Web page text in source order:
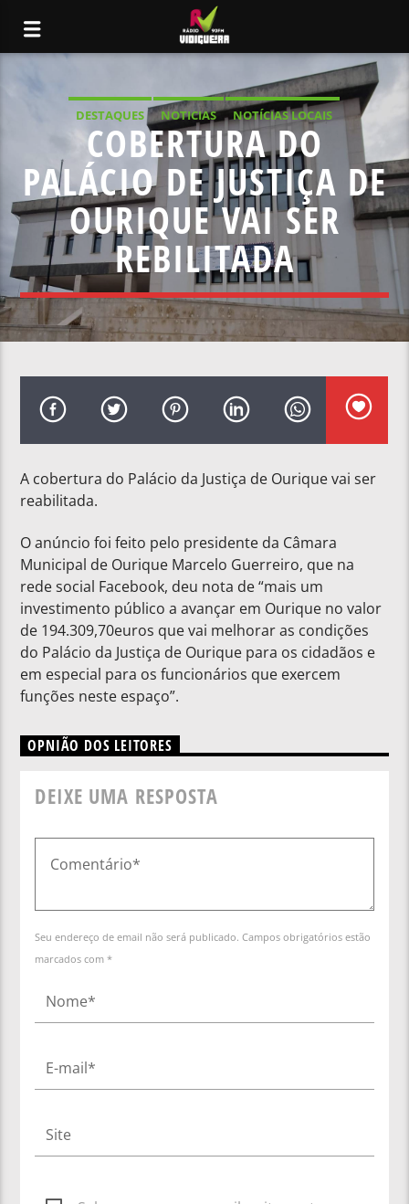
DESTAQUES NOTICIAS
NOTÍCIAS LOCAIS
NOTÍCIAS NACIONAIS
COBERTURA DO
PALÁCIO DE JUSTIÇA DE
OURIQUE VAI SER
REBILITADA
A cobertura do Palácio da Justiça de Ourique vai ser
reabilitada.
O anúncio foi feito pelo presidente da Câmara
Municipal de Ourique Marcelo Guerreiro, que na
rede social Facebook, deu nota de “mais um
investimento público a avançar em Ourique no valor
de 194.309,70euros que vai melhorar as condições
do Palácio da Justiça de Ourique para os cidadãos e
em especial para os funcionários que exercem
funções neste espaço”.
OPNIÃO DOS LEITORES
DEIXE UMA RESPOSTA
Seu endereço de email não será publicado. Campos obrigatórios estão
marcados com *